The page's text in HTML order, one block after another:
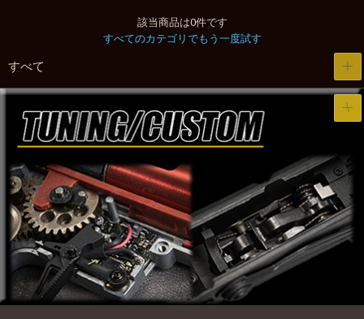
HAND GUN
AEG
VFC・UMAREX
本体持ち込みグレードアップパッケージ
本体込みグレードアップアップパッケージ
該当商品は0件です
すべてのカテゴリでもう一度試す
すべて